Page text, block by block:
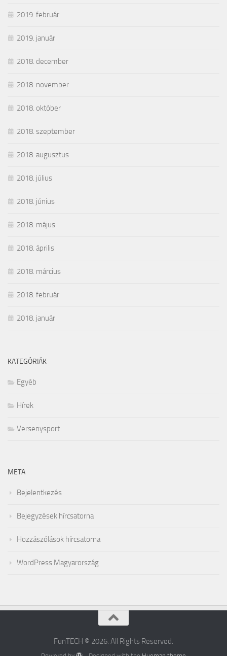
2019. február
2019. január
2018. december
2018. november
2018. október
2018. szeptember
2018. augusztus
2018. július
2018. június
2018. május
2018. április
2018. március
2018. február
2018. január
KATEGÓRIÁK
Egyéb
Hírek
Versenysport
META
Bejelentkezés
Bejegyzések hírcsatorna
Hozzászólások hírcsatorna
WordPress Magyarország
FunTECH © 2026. All Rights Reserved.